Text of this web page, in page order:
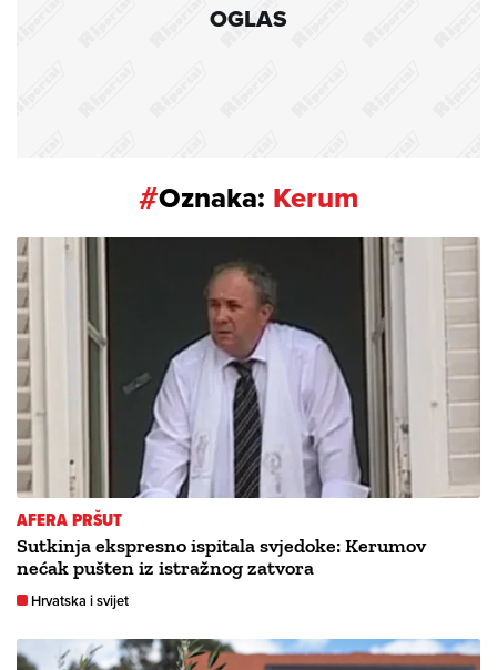
OGLAS
#Oznaka: Kerum
AFERA PRŠUT
Sutkinja ekspresno ispitala svjedoke: Kerumov
nećak pušten iz istražnog zatvora
Hrvatska i svijet